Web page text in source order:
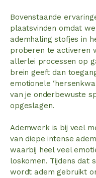
Bovenstaande
plaatsvinden omdat
ademhaling stofjes in
proberen te activeren
allerlei processen op
brein geeft dan
emotionele
van je onderbewuste
opgeslagen.
Ademwerk is bij veel
van diepe intense
waarbij heel veel
loskomen. Tijdens dat
wordt adem gebruikt